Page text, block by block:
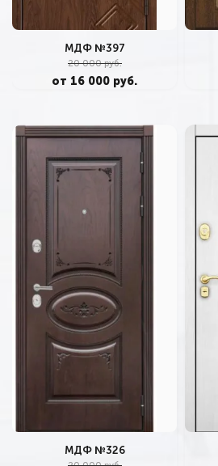
МДФ №397
20 000 руб.
от 16 000 руб.
МДФ №326